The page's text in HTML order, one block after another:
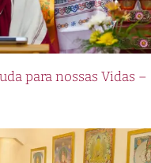
para nossas Vidas –